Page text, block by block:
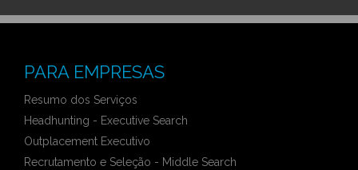
PARA EMPRESAS
Resumo dos Serviços
Headhunting - Executive Search
Outplacement Executivo
Recrutamento e Seleção - Middle Search